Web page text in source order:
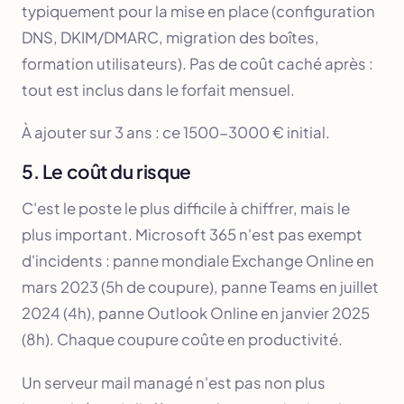
typiquement pour la mise en place (configuration
DNS, DKIM/DMARC, migration des boîtes,
formation utilisateurs). Pas de coût caché après :
tout est inclus dans le forfait mensuel.
À ajouter sur 3 ans : ce 1500-3000 € initial.
5. Le coût du risque
C'est le poste le plus difficile à chiffrer, mais le
plus important. Microsoft 365 n'est pas exempt
d'incidents : panne mondiale Exchange Online en
mars 2023 (5h de coupure), panne Teams en juillet
2024 (4h), panne Outlook Online en janvier 2025
(8h). Chaque coupure coûte en productivité.
Un serveur mail managé n'est pas non plus